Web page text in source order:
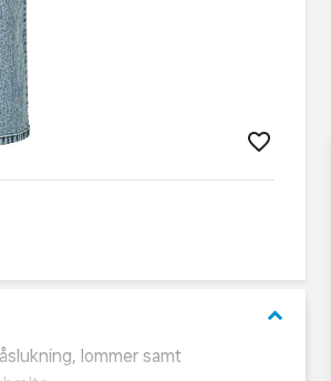
keyboard_arrow_down
lommer samt